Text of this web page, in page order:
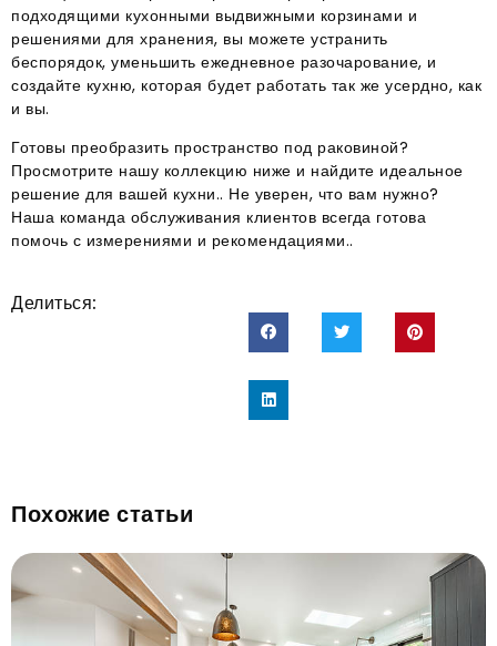
подходящими кухонными выдвижными корзинами и
решениями для хранения, вы можете устранить
беспорядок, уменьшить ежедневное разочарование, и
создайте кухню, которая будет работать так же усердно, как
и вы.
Готовы преобразить пространство под раковиной?
Просмотрите нашу коллекцию ниже и найдите идеальное
решение для вашей кухни.. Не уверен, что вам нужно?
Наша команда обслуживания клиентов всегда готова
помочь с измерениями и рекомендациями..
Делиться:
Похожие статьи